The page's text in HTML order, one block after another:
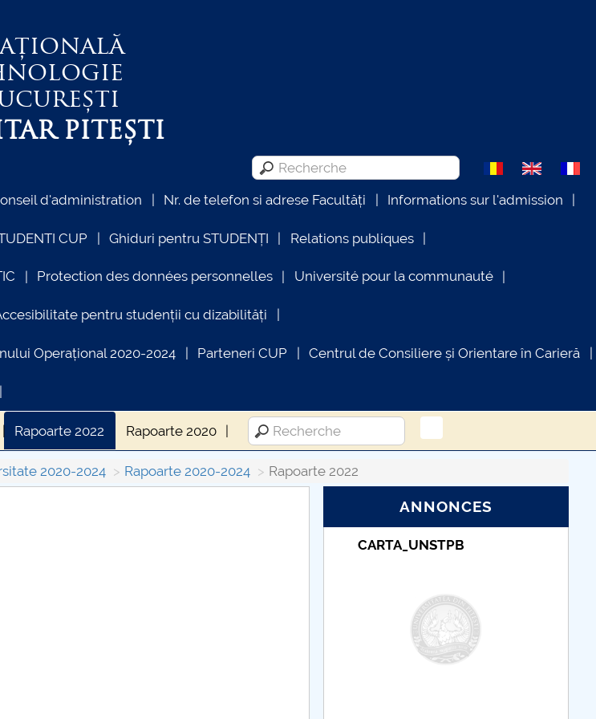
PITEȘTI
d'administration Nr. de telefon si adrese Facultăți Informations sur l'admission
CUP Ghiduri pentru STUDENȚI Relations publiques
Protection des données personnelles Université pour la communauté
pentru studenții cu dizabilități
Operațional 2020-2024 Parteneri CUP Centrul de Consiliere și Orientare în Carieră
Rapoarte 2022 Rapoarte 2020
2020-2024 Rapoarte 2020-2024 Rapoarte 2022
ANNONCES
Taxe de școlarizare